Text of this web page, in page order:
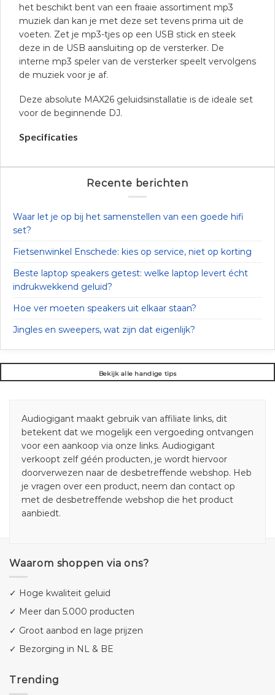
het beschikt bent van een fraaie assortiment mp3
muziek dan kan je met deze set tevens prima uit de
voeten. Zet je mp3-tjes op een USB stick en steek
deze in de USB aansluiting op de versterker. De
interne mp3 speler van de versterker speelt vervolgens
de muziek voor je af.
Deze absolute MAX26 geluidsinstallatie is de ideale set
voor de beginnende DJ.
Specificaties
Recente berichten
Waar let je op bij het samenstellen van een goede hifi
set?
Fietsenwinkel Enschede: kies op service, niet op korting
Beste laptop speakers getest: welke laptop levert écht
indrukwekkend geluid?
Hoe ver moeten speakers uit elkaar staan?
Jingles en sweepers, wat zijn dat eigenlijk?
Bekijk alle handige tips
Audiogigant maakt gebruik van affiliate links, dit
betekent dat we mogelijk een vergoeding ontvangen
voor een aankoop via onze links. Audiogigant
verkoopt zelf géén producten, je wordt hiervoor
doorverwezen naar de desbetreffende webshop. Heb
je vragen over een product, neem dan contact op
met de desbetreffende webshop die het product
aanbiedt.
Waarom shoppen via ons?
✓ Hoge kwaliteit geluid
✓ Meer dan 5.000 producten
✓ Groot aanbod en lage prijzen
✓ Bezorging in NL & BE
Trending